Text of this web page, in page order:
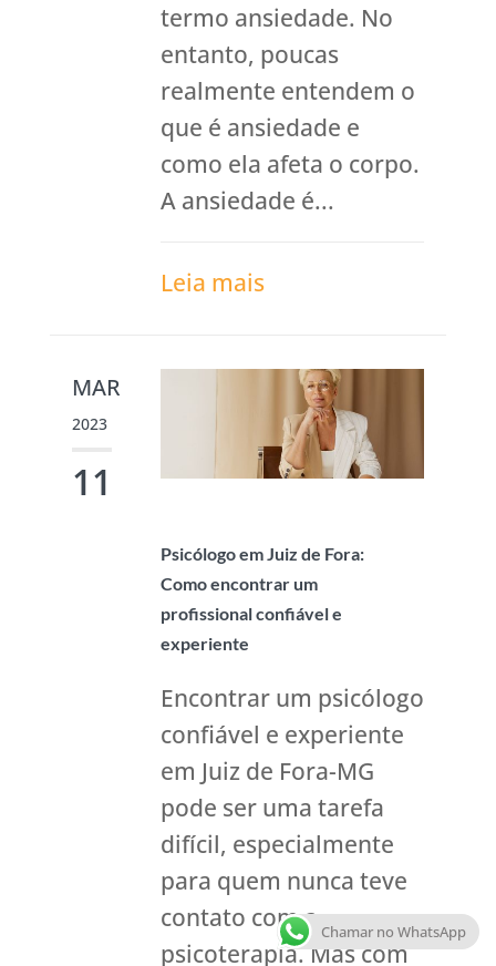
termo ansiedade. No
entanto, poucas
realmente entendem o
que é ansiedade e
como ela afeta o corpo.
A ansiedade é...
Leia mais
MAR
2023
11
Psicólogo em Juiz de Fora:
Como encontrar um
profissional confiável e
experiente
Encontrar um psicólogo
confiável e experiente
em Juiz de Fora-MG
pode ser uma tarefa
difícil, especialmente
para quem nunca teve
contato com a
psicoterapia. Mas com
Chamar no WhatsApp